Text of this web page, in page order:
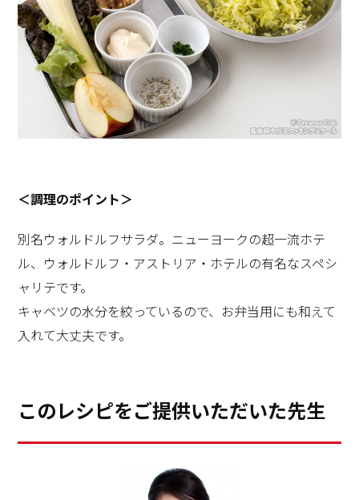
＜調理のポイント＞
別名ウォルドルフサラダ。ニューヨークの超一流ホテ
ル、ウォルドルフ・アストリア・ホテルの有名なスペシ
ャリテです。
キャベツの水分を絞っているので、お弁当用にも和えて
入れて大丈夫です。
このレシピをご提供いただいた先生